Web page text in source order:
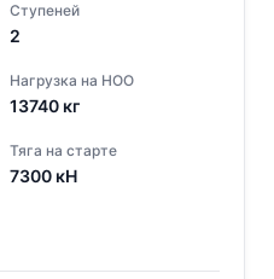
Ступеней
2
Нагрузка на НОО
13740 кг
Тяга на старте
7300 кН